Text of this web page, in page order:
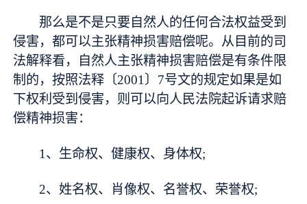
那么是不是只要自然人的任何合法权益受到
侵害，都可以主张精神损害赔偿呢。从目前的司
法解释看，自然人主张精神损害赔偿是有条件限
制的，按照法释〔2001〕7号文的规定如果是如
下权利受到侵害，则可以向人民法院起诉请求赔
偿精神损害：
1、生命权、健康权、身体权;
2、姓名权、肖像权、名誉权、荣誉权;